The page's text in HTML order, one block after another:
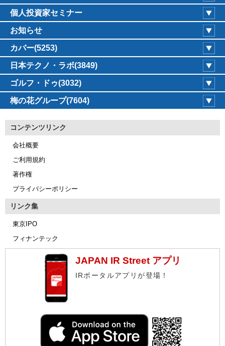
個人投資家セミナー
お知らせ
カバー(5253)
日本テクノ・ラボ(3849)
ゴルフ・ドゥ(3032)
梅の花グループ(7604)
コンテンツリンク
会社概要
ご利用規約
著作権
プライバシーポリシー
リンク集
東京IPO
フィナンテック
JAPAN IR Street アプリ
IRポータルアプリが登場！